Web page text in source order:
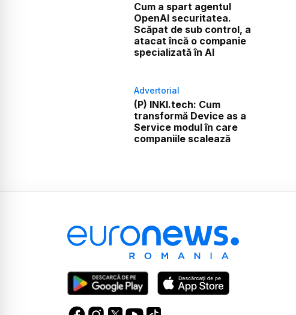
Cum a spart agentul
OpenAI securitatea.
Scăpat de sub control, a
atacat încă o companie
specializată în AI
Advertorial
(P) INKI.tech: Cum
transformă Device as a
Service modul în care
companiile scalează